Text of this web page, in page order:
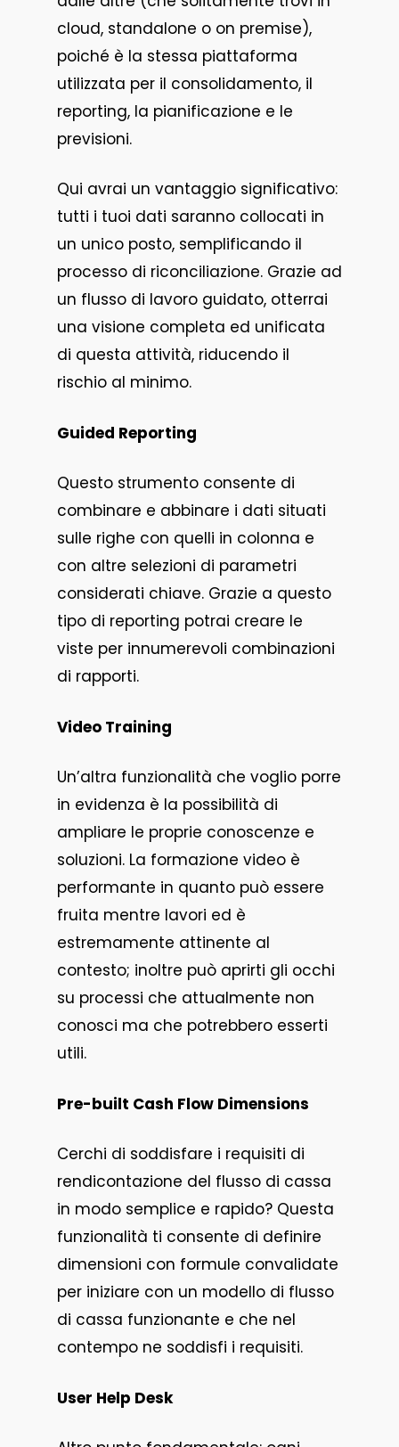
cloud, standalone o on premise),
poiché è la stessa piattaforma
utilizzata per il consolidamento, il
reporting, la pianificazione e le
previsioni.
Qui avrai un vantaggio significativo:
tutti i tuoi dati saranno collocati in
un unico posto, semplificando il
processo di riconciliazione. Grazie ad
un flusso di lavoro guidato, otterrai
una visione completa ed unificata
di questa attività, riducendo il
rischio al minimo.
Guided Reporting
Questo strumento consente di
combinare e abbinare i dati situati
sulle righe con quelli in colonna e
con altre selezioni di parametri
considerati chiave. Grazie a questo
tipo di reporting potrai creare le
viste per innumerevoli combinazioni
di rapporti.
Video Training
Un’altra funzionalità che voglio porre
in evidenza è la possibilità di
ampliare le proprie conoscenze e
soluzioni. La formazione video è
performante in quanto può essere
fruita mentre lavori ed è
estremamente attinente al
contesto; inoltre può aprirti gli occhi
su processi che attualmente non
conosci ma che potrebbero esserti
utili.
Pre-built Cash Flow Dimensions
Cerchi di soddisfare i requisiti di
rendicontazione del flusso di cassa
in modo semplice e rapido? Questa
funzionalità ti consente di definire
dimensioni con formule convalidate
per iniziare con un modello di flusso
di cassa funzionante e che nel
contempo ne soddisfi i requisiti.
User Help Desk